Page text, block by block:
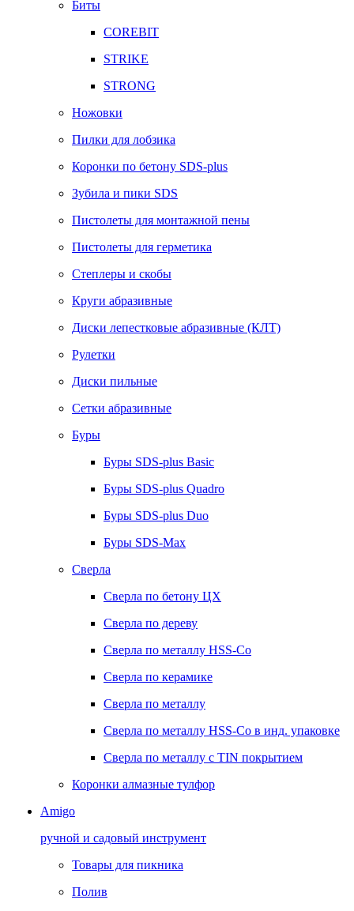
Биты
COREBIT
STRIKE
STRONG
Ножовки
Пилки для лобзика
Коронки по бетону SDS-plus
Зубила и пики SDS
Пистолеты для монтажной пены
Пистолеты для герметика
Степлеры и скобы
Круги абразивные
Диски лепестковые абразивные (КЛТ)
Рулетки
Диски пильные
Сетки абразивные
Буры
Буры SDS-plus Basic
Буры SDS-plus Quadro
Буры SDS-plus Duo
Буры SDS-Max
Сверла
Сверла по бетону ЦХ
Сверла по дереву
Сверла по металлу HSS-Co
Сверла по керамике
Сверла по металлу
Сверла по металлу HSS-Co в инд. упаковке
Сверла по металлу с TIN покрытием
Коронки алмазные тулфор
Amigo
ручной и садовый инструмент
Товары для пикника
Полив